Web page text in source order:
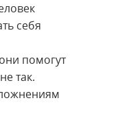
себя
помогут
так.